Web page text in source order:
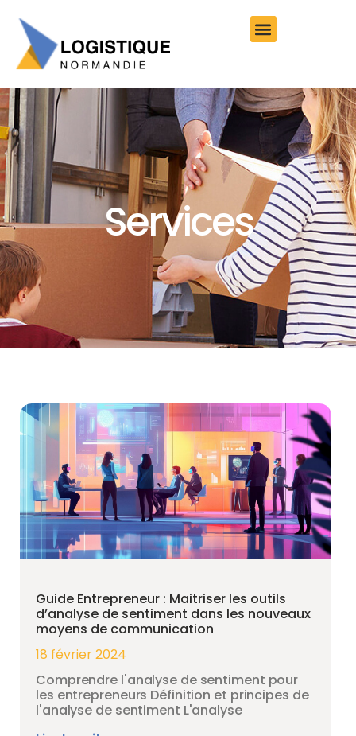
Services
Guide Entrepreneur : Maitriser les outils
d’analyse de sentiment dans les nouveaux
moyens de communication
18 février 2024
Comprendre l'analyse de sentiment pour
les entrepreneurs Définition et principes de
l'analyse de sentiment L'analyse